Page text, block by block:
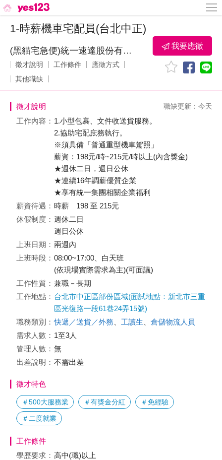
1-時薪機車宅配員(台北中正)
(黑貓宅急便)統一速達股份有限公司
徵才說明 工作條件
應徵方式
其他職缺
我要應徵
徵才說明 職缺更新：今天
工作內容： 1.小型包裹、文件收送貨服務。
2.協助宅配庶務執行。
※須具備「普通重型機車駕照」
薪資：198元/時~215元/時以上(內含獎金)
★週休二日，週日公休
★連續16年調薪優質企業
★享有統一集團相關企業福利
薪資待遇： 時薪 198 至 215元
休假制度： 週休二日
週日公休
上班日期： 兩週內
上班時段： 08:00~17:00、白天班
(依現場實際需求為主)(可面議)
工作性質： 兼職－長期
工作地點： 台北市中正區部份區域(面試地點：新北市三重
區光復路一段61巷24弄15號)
職務類別： 快遞／送貨／外務 工讀生
倉儲物流人員
需求人數： 1至3人
管理人數： 無
出差說明： 不需出差
徵才特色
＃500大服務業 ＃有獎金分紅 ＃免經驗
＃二度就業
工作條件
學歷要求： 高中(職)以上